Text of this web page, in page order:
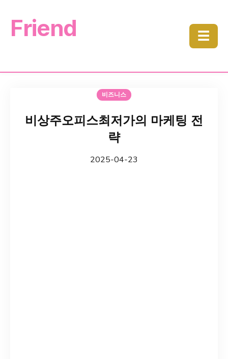
Friend ☰
비즈니스
비상주오피스최저가의 마케팅 전
략
2025-04-23